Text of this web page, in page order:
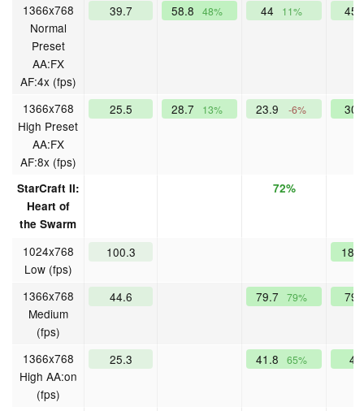
1366x768
Normal
Preset
AA:FX
AF:4x (fps)
39.7 58.8 48% 44 11%
1366x768
High Preset
AA:FX
AF:8x (fps)
25.5 28.7 13% 23.9 -6%
StarCraft II:
Heart of
the Swarm
72%
1024x768
Low (fps)
100.3
1366x768
Medium
(fps)
44.6 79.7 79%
1366x768
High AA:on
(fps)
25.3 41.8 65%